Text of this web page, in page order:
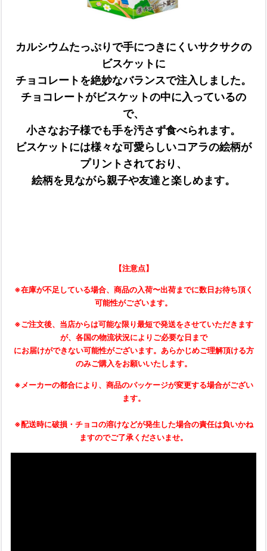
カルシウムたっぷりで手につきにくいサクサクの
ビスケットに
チョコレートを絶妙なバランスで注入しました。
チョコレートがビスケットの中に入っているの
で、
小さなお子様でも手を汚さず食べられます。
ビスケットには様々な可愛らしいコアラの絵柄が
プリントされており、
絵柄を見ながら親子や友達と楽しめます。
【注意点】
※在庫が不足している場合、商品の入荷〜出荷までに数日お待ち頂く
可能性がございます。
※ご注文後、当店からは可能な限り最短で発送をさせていただきます
が、各国の物流状況によりご必要な日まで
にお届けができない可能性がございます。あらかじめご理解頂ける方
のみご購入をお願いいたします。
※メーカーの都合により、商品のパッケージが変更する場合がござい
ます。
※配送時に破損・チョコの溶けなどが発生した場合の責任は負いかね
ますのでご了承くださいませ。